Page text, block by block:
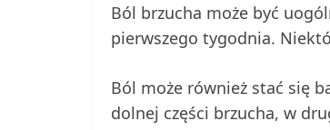
Ból brzucha może być
pierwszego tygodnia.
Ból może również stać się
dolnej części brzucha, w